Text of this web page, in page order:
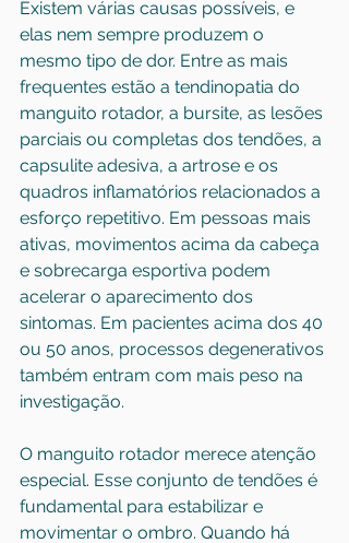
Existem várias causas possíveis, e
elas nem sempre produzem o
mesmo tipo de dor. Entre as mais
frequentes estão a tendinopatia do
manguito rotador, a bursite, as lesões
parciais ou completas dos tendões, a
capsulite adesiva, a artrose e os
quadros inflamatórios relacionados a
esforço repetitivo. Em pessoas mais
ativas, movimentos acima da cabeça
e sobrecarga esportiva podem
acelerar o aparecimento dos
sintomas. Em pacientes acima dos 40
ou 50 anos, processos degenerativos
também entram com mais peso na
investigação.
O manguito rotador merece atenção
especial. Esse conjunto de tendões é
fundamental para estabilizar e
movimentar o ombro. Quando há